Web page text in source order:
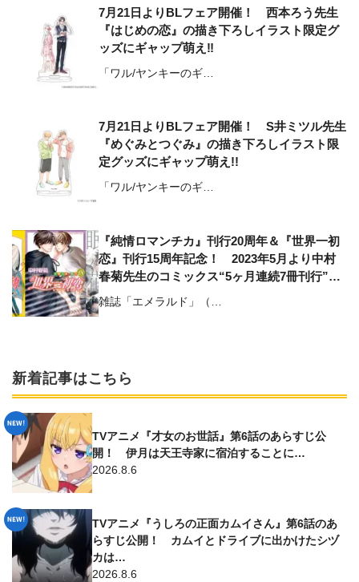
7月21日よりBLフェア開催！ 西本ろう先生
『はじめの恋』の描き下ろしイラスト限定グ
ッズにギャップ萌え‼
「ワル/ヤンキーのギ…
7月21日よりBLフェア開催！ S井ミツル先生
『めぐみとつぐみ』の描き下ろしイラスト限
定グッズにギャップ萌え!!
「ワル/ヤンキーのギ…
『純情ロマンチカ』刊行20周年＆『世界一初
恋』刊行15周年記念！ 2023年5月より中村
春菊先生のコミックス“5ヶ月連続7冊刊行”が
実施中‼
雑誌「エメラルド」（…
新着記事はこちら
TVアニメ『才女のお世話』第6話のあらすじ公
開！ 伊月は天王寺家に宿泊することに…
2026.8.6
TVアニメ『うしろの正面カムイさん』第6話のあ
らすじ公開！ カムイとドライブに出かけたシヅ
カは…
2026.8.6